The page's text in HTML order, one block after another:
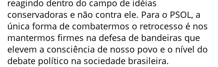
reagindo dentro do campo de idéias
conservadoras e não contra ele. Para o PSOL, a
única forma de combatermos o retrocesso é nos
mantermos firmes na defesa de bandeiras que
elevem a consciência de nosso povo e o nível do
debate político na sociedade brasileira.